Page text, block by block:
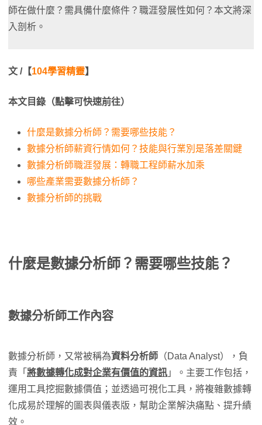
師在做什麼？需具備什麼條件？職涯發展性如何？本文將深
入剖析。
文 /【104學習精靈】
本文目錄（點擊可快速前往）
什麼是數據分析師？需要哪些技能？
數據分析師薪資行情如何？技能與行業別是落差關鍵
數據分析師職涯發展：轉職工程師薪水加乘
哪些產業需要數據分析師？
數據分析師的挑戰
什麼是數據分析師？ 需要哪些技能？
數據分析師工作內容
數據分析師，又常被稱為資料分析師 （Data Analyst），負
責「 將數據轉化成對企業有價值的資訊 」。主要工作包括，
運用工具挖掘數據價值；並透過可視化工具，將複雜數據轉
化成易於理解的圖表與儀表版，幫助企業解決痛點、提升績
效。